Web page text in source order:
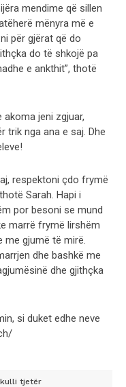
mendime që sillen
mënyra më e
për gjërat që do
do të shkojë pa
e ankthit”, thotë
jeni zgjuar,
trik nga ana e saj. Dhe
respektoni çdo frymë
Sarah. Hapi i
por besoni se mund
marrë frymë lirshëm
me gjumë të mirë.
dhe bashkë me
dhe gjithçka
si duket edhe neve
tjetër